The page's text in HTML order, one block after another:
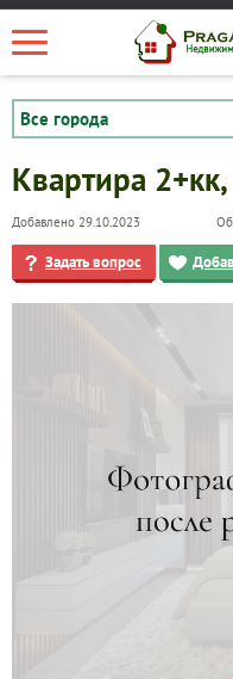
Квартира
Добавлено 29.10.2023
Задать вопрос